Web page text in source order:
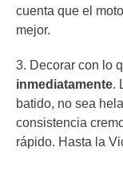
cuenta que el
mejor.
3. Decorar con lo
inmediatamente.
batido, no sea
consistencia
rápido. Hasta la